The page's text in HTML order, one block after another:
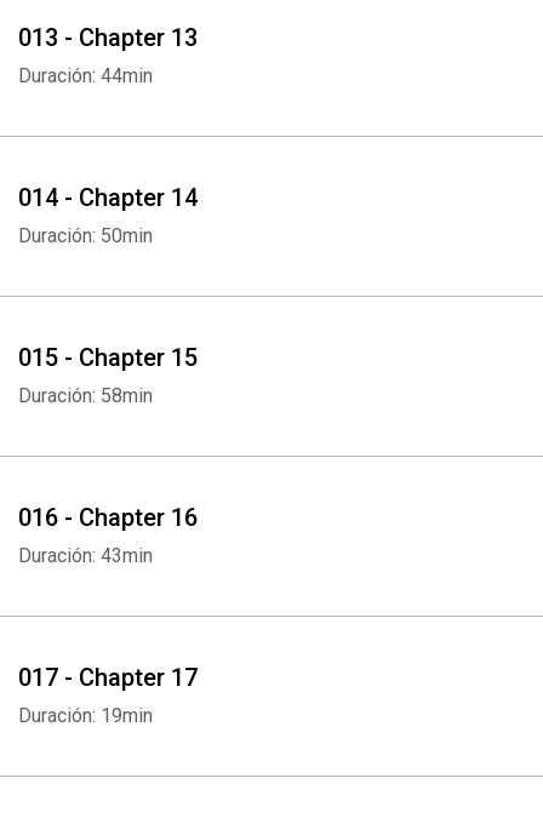
013 - Chapter 13
Duración: 44min
014 - Chapter 14
Duración: 50min
015 - Chapter 15
Duración: 58min
016 - Chapter 16
Duración: 43min
017 - Chapter 17
Duración: 19min